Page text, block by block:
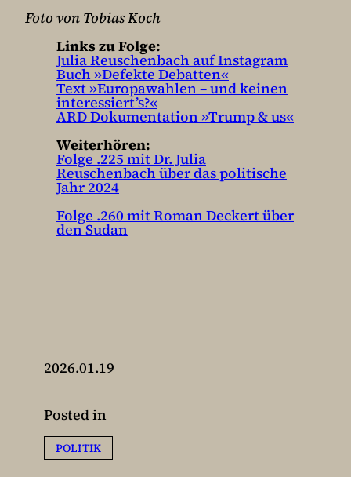
Foto von Tobias Koch
Links zu Folge:
⁠⁠Julia Reuschenbach auf Instagram
Buch »Defekte Debatten«
Text »Europawahlen – und keinen
interessiert’s?«
ARD Dokumentation »Trump & us«
Weiterhören:
⁠⁠Folge .225 mit Dr. Julia
Reuschenbach über das politische
Jahr 2024
⁠⁠Folge .260 mit Roman Deckert über
den Sudan
2026.01.19
Posted in
POLITIK